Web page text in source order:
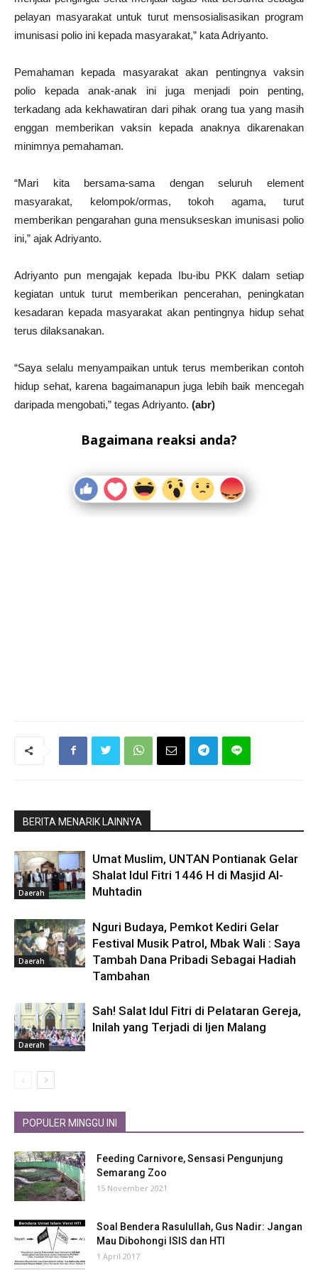
pelayan masyarakat untuk turut mensosialisasikan program
imunisasi polio ini kepada masyarakat,” kata Adriyanto.
Pemahaman kepada masyarakat akan pentingnya vaksin
polio kepada anak-anak ini juga menjadi poin penting,
terkadang ada kekhawatiran dari pihak orang tua yang masih
enggan memberikan vaksin kepada anaknya dikarenakan
minimnya pemahaman.
“Mari kita bersama-sama dengan seluruh element
masyarakat, kelompok/ormas, tokoh agama, turut
memberikan pengarahan guna mensukseskan imunisasi polio
ini,” ajak Adriyanto.
Adriyanto pun mengajak kepada Ibu-ibu PKK dalam setiap
kegiatan untuk turut memberikan pencerahan, peningkatan
kesadaran kepada masyarakat akan pentingnya hidup sehat
terus dilaksanakan.
“Saya selalu menyampaikan untuk terus memberikan contoh
hidup sehat, karena bagaimanapun juga lebih baik mencegah
daripada mengobati,” tegas Adriyanto. (abr)
Bagaimana reaksi anda?
BERITA MENARIK LAINNYA
Daerah
Umat Muslim, UNTAN Pontianak Gelar
Shalat Idul Fitri 1446 H di Masjid Al-
Muhtadin
Daerah
Nguri Budaya, Pemkot Kediri Gelar
Festival Musik Patrol, Mbak Wali : Saya
Tambah Dana Pribadi Sebagai Hadiah
Tambahan
Daerah
Sah! Salat Idul Fitri di Pelataran Gereja,
Inilah yang Terjadi di Ijen Malang
POPULER MINGGU INI
Feeding Carnivore, Sensasi Pengunjung
Semarang Zoo
15 November 2021
Soal Bendera Rasulullah, Gus Nadir: Jangan
Mau Dibohongi ISIS dan HTI
1 April 2017